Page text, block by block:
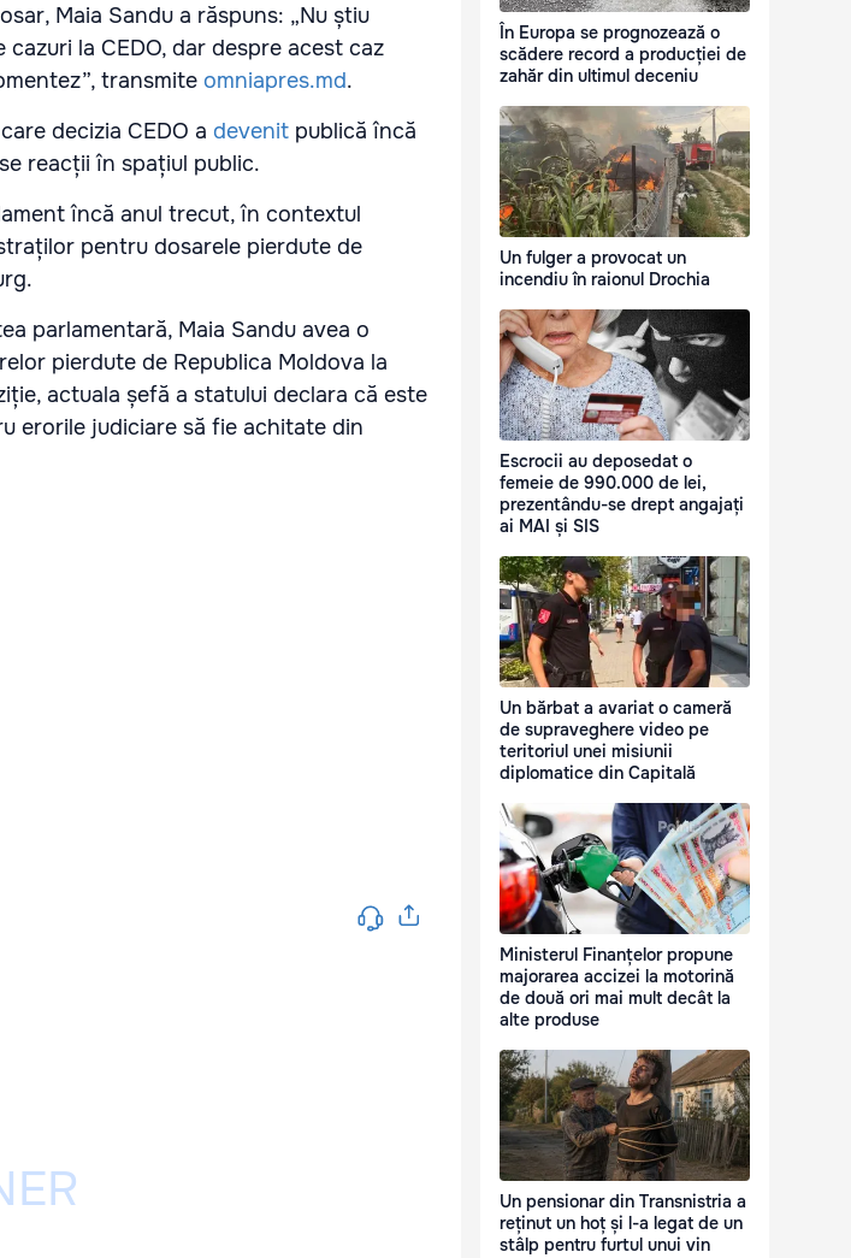
Maia Sandu a răspuns: „Nu știu
la CEDO, dar despre acest caz
transmite omniapres.md.
decizia CEDO a devenit publică încă
reacții în spațiul public.
încă anul trecut, în contextul
pentru dosarele pierdute de
parlamentară, Maia Sandu avea o
pierdute de Republica Moldova la
actuala șefă a statului declara că este
erorile judiciare să fie achitate din
În Europa se prognozează o
scădere record a producției de
zahăr din ultimul deceniu
Un fulger a provocat un
incendiu în raionul Drochia
Escrocii au deposedat o
femeie de 990.000 de lei,
prezentându-se drept angajați
ai MAI și SIS
Un bărbat a avariat o cameră
de supraveghere video pe
teritoriul unei misiunii
diplomatice din Capitală
Ministerul Finanțelor propune
majorarea accizei la motorină
de două ori mai mult decât la
alte produse
Un pensionar din Transnistria a
reținut un hoț și l-a legat de un
stâlp pentru furtul unui vin